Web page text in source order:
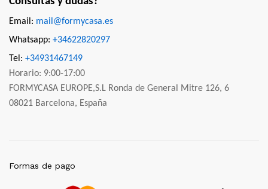
Email: mail@formycasa.es
Whatsapp: +34622820297
Tel: +34931467149
Horario: 9:00-17:00
FORMYCASA EUROPE,S.L Ronda de General Mitre 126, 6
08021 Barcelona, España
Formas de pago